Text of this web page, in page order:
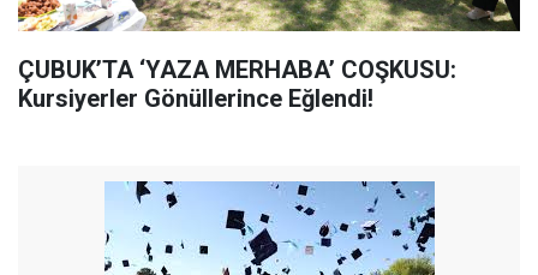
ÇUBUK’TA ‘YAZA MERHABA’ COŞKUSU:
Kursiyerler Gönüllerince Eğlendi!